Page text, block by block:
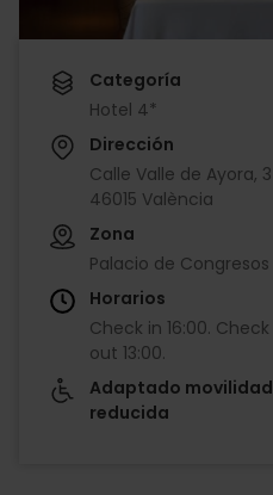
Categoría
Hotel 4*
Dirección
Calle Valle de Ayora, 3
46015 València
Zona
Palacio de Congresos
Horarios
Check in 16:00. Check
out 13:00.
Adaptado movilidad
reducida